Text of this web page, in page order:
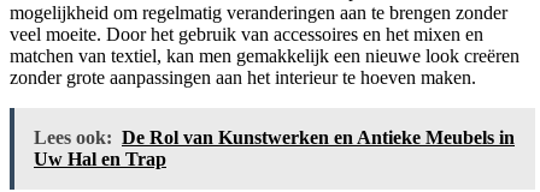
mogelijkheid om regelmatig veranderingen aan te brengen zonder
veel moeite. Door het gebruik van accessoires en het mixen en
matchen van textiel, kan men gemakkelijk een nieuwe look creëren
zonder grote aanpassingen aan het interieur te hoeven maken.
Lees ook: De Rol van Kunstwerken en Antieke Meubels in
Uw Hal en Trap